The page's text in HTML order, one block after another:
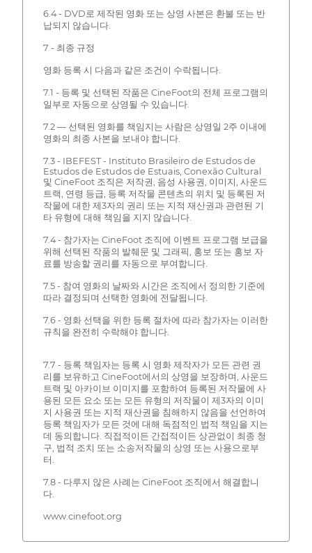
6.4 - DVD로 제작된 영화 또는 상영 사본은 환불 또는 반
납되지 않습니다.
7 - 최종 규정
영화 등록 시 다음과 같은 조건이 수락됩니다.
7.1 - 등록 및 선택된 작품은 CineFoot의 전체 프로그램의
일부로 자동으로 상영될 수 있습니다.
7.2 — 선택된 영화를 책임지는 사람은 상영일 2주 이내에
영화의 최종 사본을 보내야 합니다.
7.3 - IBEFEST - Instituto Brasileiro de Estudos de
Estudos de Estudos de Estuais, Conexão Cultural
및 CineFoot 조직은 저작권, 음성 사용권, 이미지, 사운드
트랙, 연령 등급, 등록 저작물 콘텐츠의 위치 및 등록된 저
작물에 대한 제3자의 권리 또는 지적 재산권과 관련된 기
타 유형에 대해 책임을 지지 않습니다.
7.4 - 참가자는 CineFoot 조직에 이벤트 프로그램 보급을
위해 선택된 작품의 발췌문 및 그래픽, 홍보 또는 홍보 자
료를 방송할 권리를 자동으로 부여합니다.
7.5 - 참여 영화의 날짜와 시간은 조직에서 정의한 기준에
따라 결정되며 선택한 영화에 전달됩니다.
7.6 - 영화 선택을 위한 등록 절차에 따라 참가자는 이러한
규칙을 완전히 수락해야 합니다.
7.7 - 등록 책임자는 등록 시 영화 제작자가 모든 관련 권
리를 보유하고 CineFoot에서의 상영을 보장하며, 사운드
트랙 및 아카이브 이미지를 포함하여 등록된 저작물에 사
용된 모든 요소 또는 모든 유형의 저작물이 제3자의 이미
지 사용권 또는 지적 재산권을 침해하지 않음을 선언하여
등록 책임자가 모든 것에 대해 독점적인 법적 책임을 지는
데 동의합니다. 직접적이든 간접적이든 상관없이 최종 청
구, 법적 조치 또는 소송저작물의 상영 또는 사용으로부
터.
7.8 - 다루지 않은 사례는 CineFoot 조직에서 해결합니
다.
www.cinefoot.org